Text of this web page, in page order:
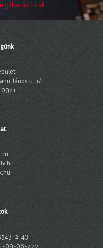
hírek
János u. 1/E
0921
2-43
09-065422